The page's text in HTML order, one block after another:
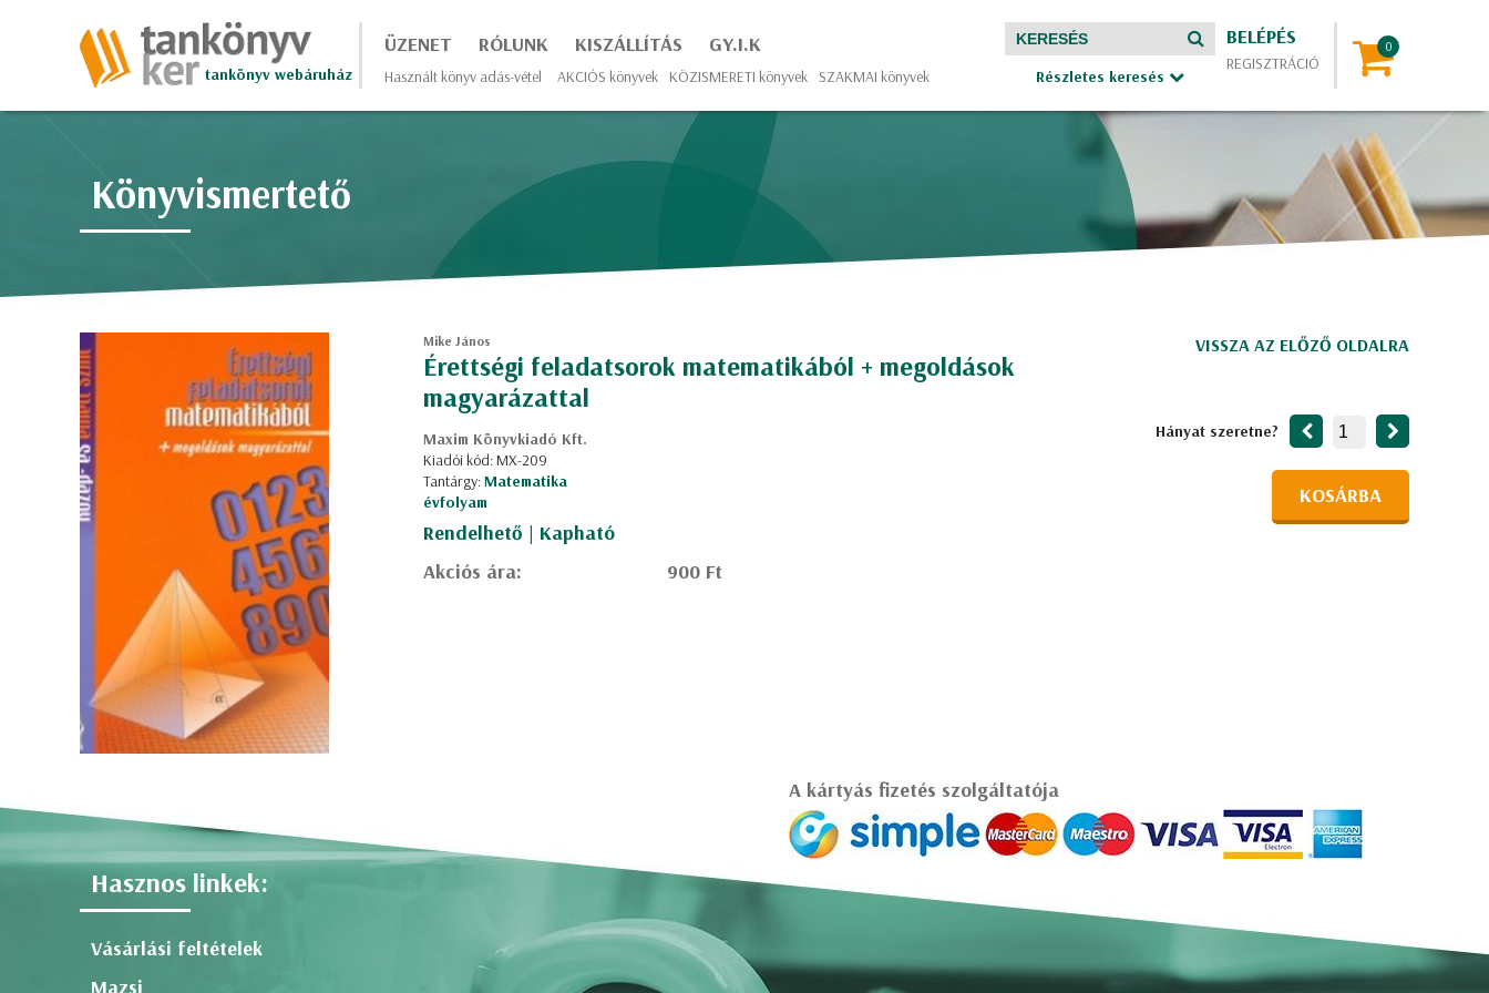
tankönyv webáruház
ÜZENET RÓLUNK KISZÁLLÍTÁS GY.I.K
Használt könyv adás-vétel AKCIÓS könyvek KÖZISMERETI könyvek SZAKMAI könyvek Részletes keresés
BELÉPÉS
REGISZTRÁCIÓ
Könyvismertető
Mike János
Érettségi feladatsorok matematikából + megoldások
magyarázattal
Maxim Könyvkiadó Kft.
Kiadói kód: MX-209
Tantárgy:Matematika
évfolyam
Rendelhető | Kapható
Akciós ára:
900 Ft
VISSZA AZ ELŐZŐ OLDALRA
Hányat szeretne?
KOSÁRBA
A kártyás fizetés szolgáltatója
Hasznos linkek:
Vásárlási feltételek
Mazsi